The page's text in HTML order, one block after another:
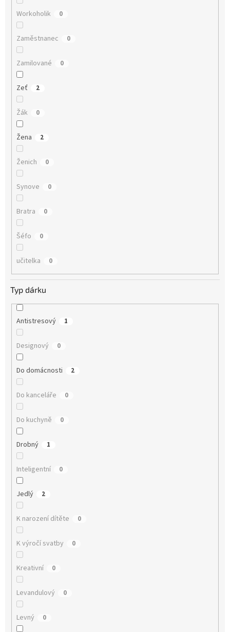
Workoholik 0
Zaměstnanec 0
Zamilované 0
Zeť 2
Žák 0
Žena 2
Ženich 0
Synove 0
Bratra 0
Šéfo 0
učitelka 0
Typ dárku
Antistresový 1
Designový 0
Do domácnosti 2
Do kanceláře 0
Do kuchyně 0
Drobný 1
Inteligentní 0
Jedlý 2
K narození dítěte 0
K výročí svatby 0
Kreativní 0
Levandulový 0
Levný 0